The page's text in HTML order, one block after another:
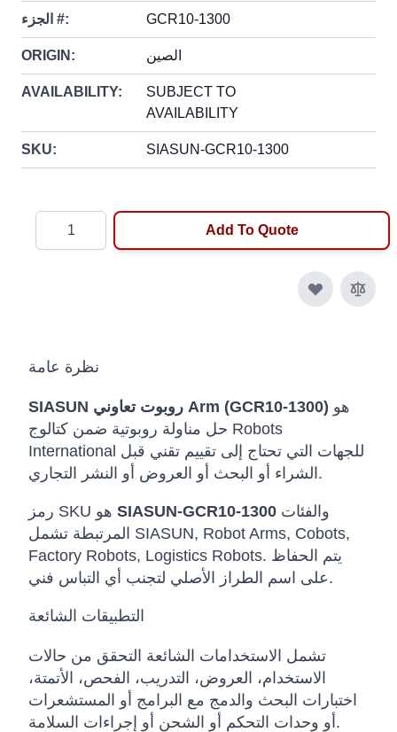
الجزء #: GCR10-1300
ORIGIN: الصين
AVAILABILITY:
SUBJECT TO
AVAILABILITY
SKU: SIASUN-GCR10-1300
Add To Quote
نظرة عامة
SIASUN روبوت تعاوني Arm (GCR10-1300)
حل مناولة روبوتية ضمن كتالوج Robots
International للجهات التي تحتاج إلى تقييم تقني قبل
الشراء أو البحث أو العروض أو النشر التجاري.
SIASUN-GCR10-1300
المرتبطة تشمل SIASUN, Robot Arms, Cobots,
Factory Robots, Logistics Robots. يتم الحفاظ
على اسم الطراز الأصلي لتجنب أي التباس فني.
التطبيقات الشائعة
تشمل الاستخدامات الشائعة التحقق من حالات
الاستخدام، العروض، التدريب، الفحص، الأتمتة،
اختبارات البحث والدمج مع البرامج أو المستشعرات
أو وحدات التحكم أو الشحن أو إجراءات السلامة.